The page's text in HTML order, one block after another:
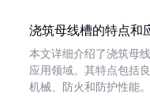
浇筑母线槽的特点和
本文详细介绍了浇筑母
应用领域。其特点包括良
机械、防火和防护性能